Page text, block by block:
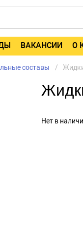
ВАКАНСИИ О
составы
Нет в